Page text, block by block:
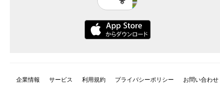
企業情報 サービス 利用規約 プライバシーポリシー お問い合わせ